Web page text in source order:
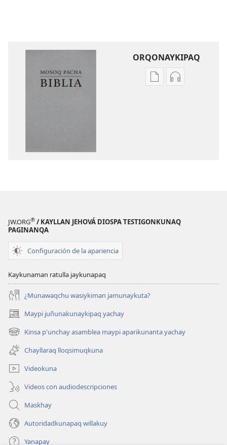
ORQONAYKIPAQ
Kaypi Kaypin
JW.ORG® / KAYLLAN JEHOVÁ DIOSPA TESTIGONKUNAQ
PAGINANQA
Configuración de la apariencia
Kaykunaman ratulla jaykunapaq
¿Munawaqchu wasiykiman jamunaykuta?
Maypi juñunakunaykipaq yachay
(abre
una
nueva
ventana)
Kinsa p'unchay asamblea maypi aparikunanta yachay
(abre
una
nueva
ventana)
Chayllaraq lloqsimuqkuna
Videokuna
Videos con audiodescripciones
Maskhay
Autoridadkunapaq willakuy
Yanapay